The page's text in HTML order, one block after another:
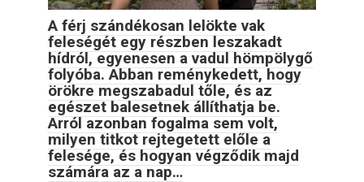
A férj szándékosan lelökte vak
feleségét egy részben leszakadt
hídról, egyenesen a vadul hömpölygő
folyóba. Abban reménykedett, hogy
örökre megszabadul tőle, és az
egészet balesetnek állíthatja be.
Arról azonban fogalma sem volt,
milyen titkot rejtegetett előle a
felesége, és hogyan végződik majd
számára az a nap…